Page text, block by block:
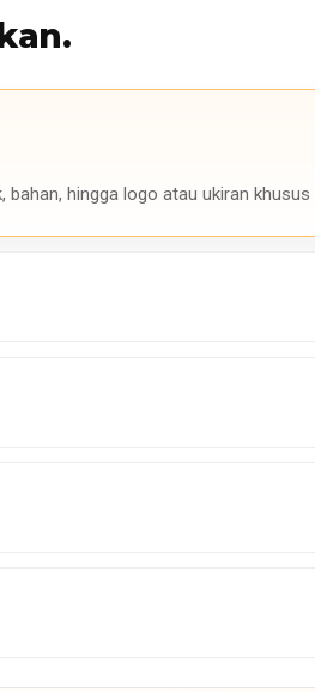
hingga logo atau ukiran